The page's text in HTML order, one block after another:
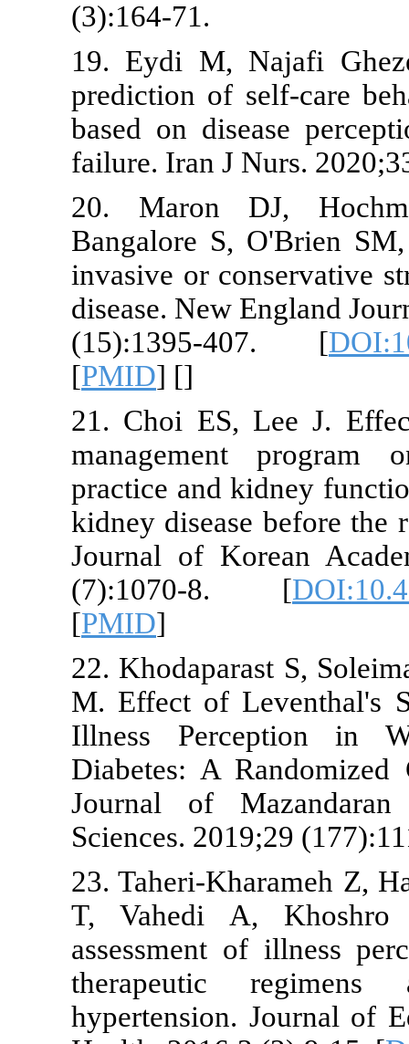
19. Eydi
prediction
based on
failure. Iran
20.
Bangalore
invasive or
disease.
21. Choi
practice and
kidney
Journal of
22.
M. Effect of
Illness
Diabetes: A
Journal of
Sciences.
23. Taheri-
T, Vahedi
assessment